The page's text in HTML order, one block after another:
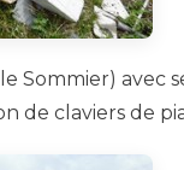
Sommier) avec
de claviers de